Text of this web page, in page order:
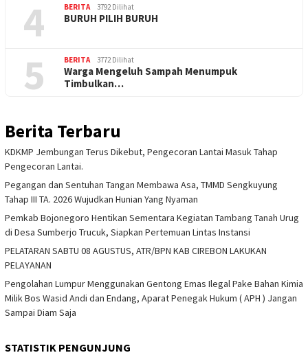
4 BERITA 3792 Dilihat
BURUH PILIH BURUH
5 BERITA 3772 Dilihat
Warga Mengeluh Sampah Menumpuk
Timbulkan…
Berita Terbaru
KDKMP Jembungan Terus Dikebut, Pengecoran Lantai Masuk Tahap
Pengecoran Lantai.
Pegangan dan Sentuhan Tangan Membawa Asa, TMMD Sengkuyung
Tahap III TA. 2026 Wujudkan Hunian Yang Nyaman
Pemkab Bojonegoro Hentikan Sementara Kegiatan Tambang Tanah Urug
di Desa Sumberjo Trucuk, Siapkan Pertemuan Lintas Instansi
PELATARAN SABTU 08 AGUSTUS, ATR/BPN KAB CIREBON LAKUKAN
PELAYANAN
Pengolahan Lumpur Menggunakan Gentong Emas Ilegal Pake Bahan Kimia
Milik Bos Wasid Andi dan Endang, Aparat Penegak Hukum ( APH ) Jangan
Sampai Diam Saja
STATISTIK PENGUNJUNG